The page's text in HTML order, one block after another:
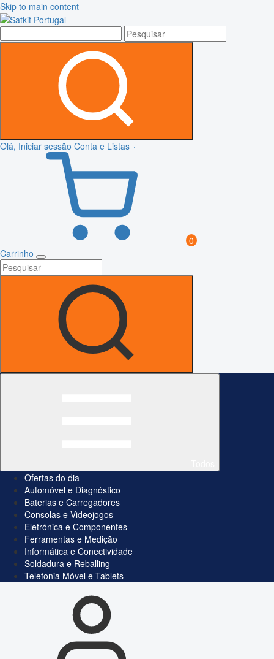
Skip to main content
Olá, Iniciar sessão Conta e Listas
0
Carrinho
Ofertas do dia
Automóvel e Diagnóstico
Baterias e Carregadores
Consolas e Videojogos
Eletrónica e Componentes
Ferramentas e Medição
Informática e Conectividade
Soldadura e Reballing
Telefonia Móvel e Tablets